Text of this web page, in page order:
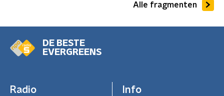
Alle fragmenten
DE BESTE
EVERGREENS
Radio Info